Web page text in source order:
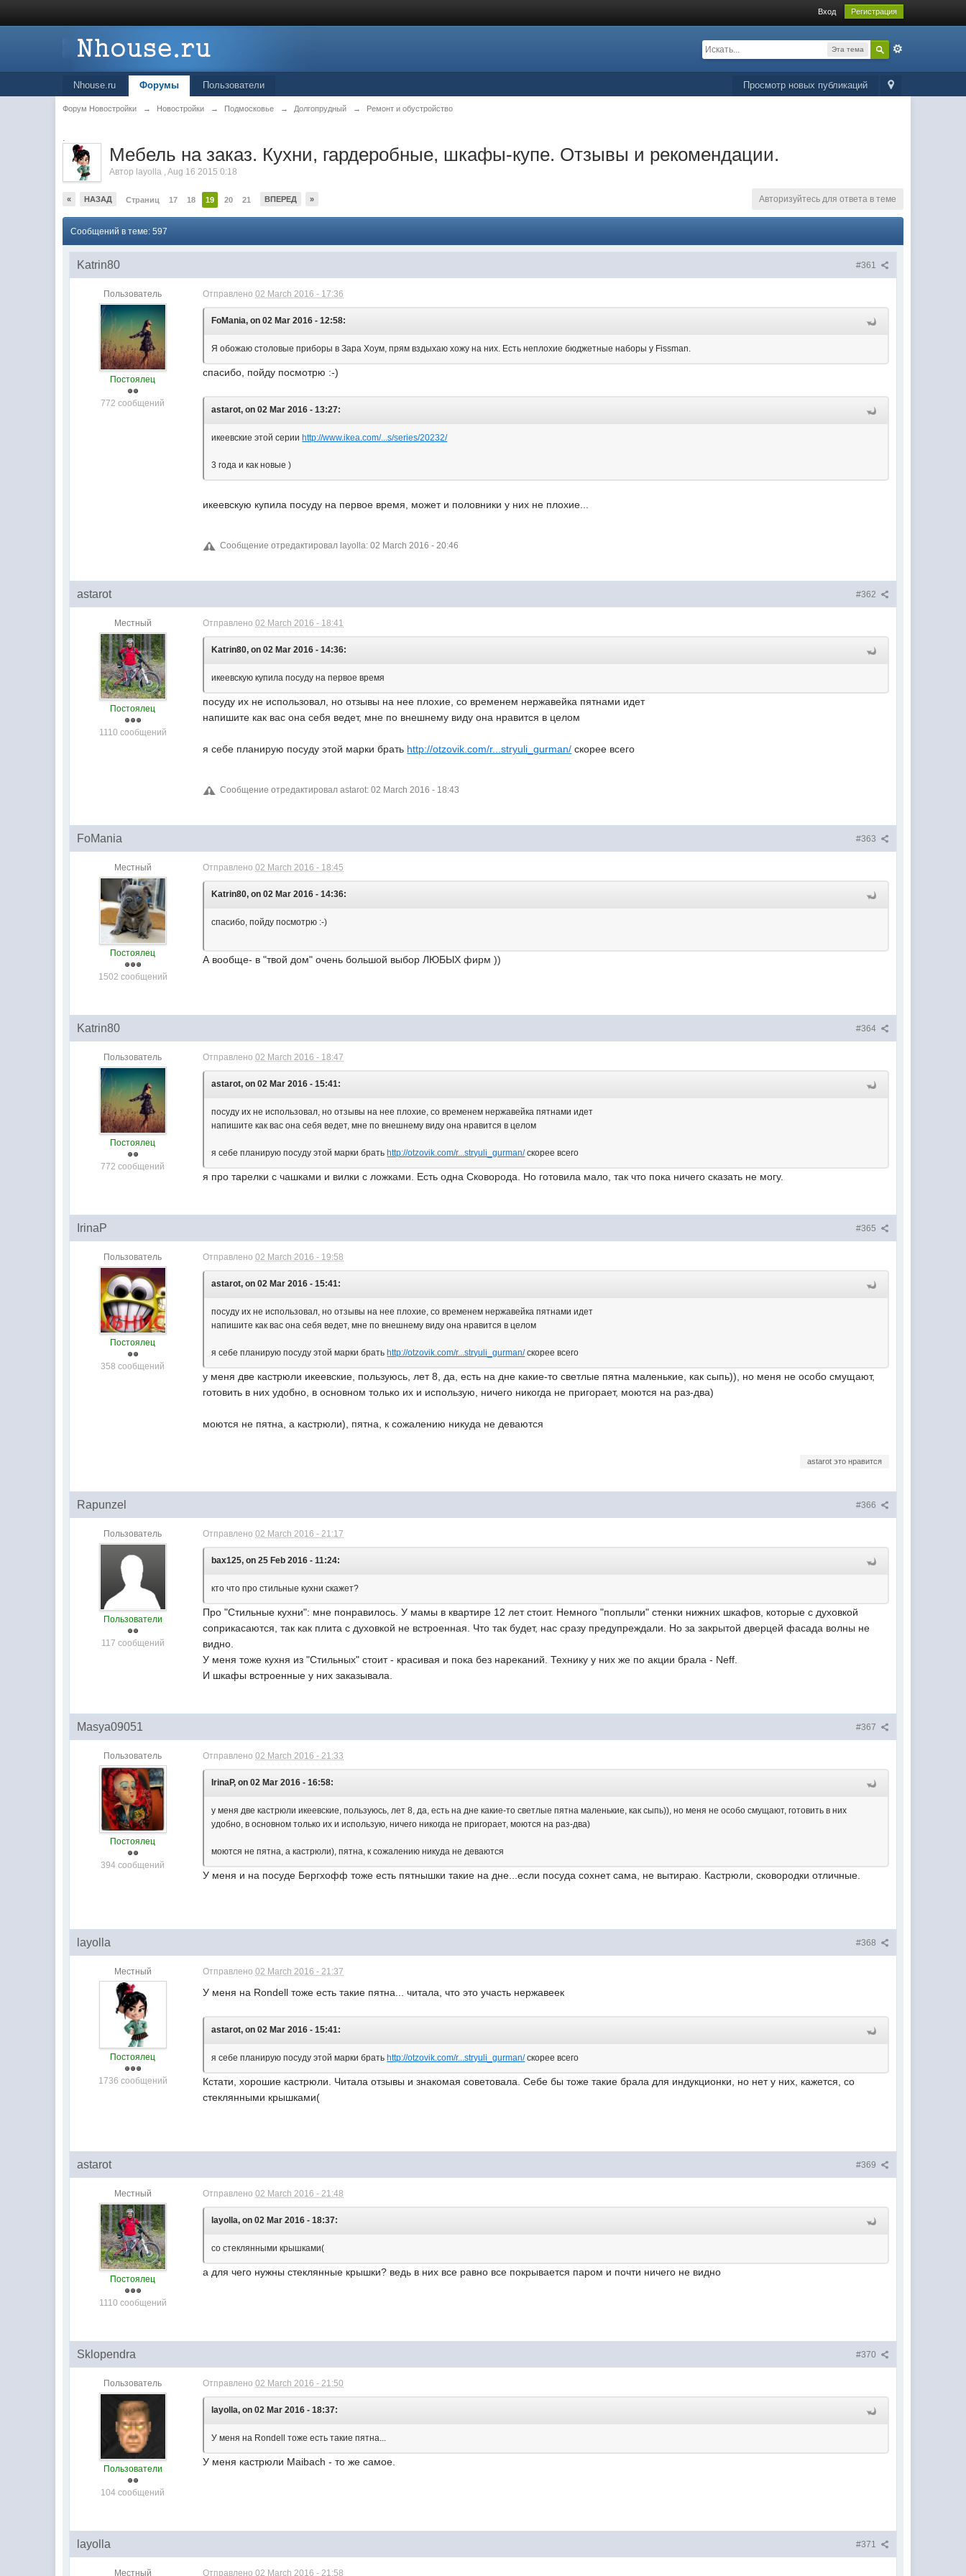
Вход Регистрация
Эта тема
Просмотр новых публикаций
Nhouse.ru Форумы Пользователи
Форум Новостройки → Новостройки → Подмосковье → Долгопрудный → Ремонт и обустройство
.
Мебель на заказ. Кухни, гардеробные, шкафы-купе. Отзывы и рекомендации.
Автор layolla ,Aug 16 2015 0:18
« НАЗАД Страниц 17 18 19 20 21 ВПЕРЕД » Авторизуйтесь для ответа в теме
Сообщений в теме: 597
#361
Katrin80
Пользователь
Постоялец
772 сообщений
Отправлено02 March 2016 - 17:36
FoMania, on 02 Mar 2016 - 12:58:
Я обожаю столовые приборы в Зара Хоум, прям вздыхаю хожу на них. Есть неплохие бюджетные наборы у Fissman.
спасибо, пойду посмотрю :-)
astarot, on 02 Mar 2016 - 13:27:
икеевские этой серии http://www.ikea.com/...s/series/20232/
3 года и как новые )
икеевскую купила посуду на первое время, может и половники у них не плохие...
Сообщение отредактировал layolla: 02 March 2016 - 20:46
#362
astarot
Местный
Постоялец
1110 сообщений
Отправлено02 March 2016 - 18:41
Katrin80, on 02 Mar 2016 - 14:36:
икеевскую купила посуду на первое время
посуду их не использовал, но отзывы на нее плохие, со временем нержавейка пятнами идет
напишите как вас она себя ведет, мне по внешнему виду она нравится в целом
я себе планирую посуду этой марки брать http://otzovik.com/r...stryuli_gurman/ скорее всего
Сообщение отредактировал astarot: 02 March 2016 - 18:43
#363
FoMania
Местный
Постоялец
1502 сообщений
Отправлено02 March 2016 - 18:45
Katrin80, on 02 Mar 2016 - 14:36:
спасибо, пойду посмотрю :-)
А вообще- в "твой дом" очень большой выбор ЛЮБЫХ фирм ))
#364
Katrin80
Пользователь
Постоялец
772 сообщений
Отправлено02 March 2016 - 18:47
astarot, on 02 Mar 2016 - 15:41:
посуду их не использовал, но отзывы на нее плохие, со временем нержавейка пятнами идет
напишите как вас она себя ведет, мне по внешнему виду она нравится в целом
я себе планирую посуду этой марки брать http://otzovik.com/r...stryuli_gurman/скорее всего
я про тарелки с чашками и вилки с ложками. Есть одна Сковорода. Но готовила мало, так что пока ничего сказать не могу.
#365
IrinaP
Пользователь
Постоялец
358 сообщений
Отправлено02 March 2016 - 19:58
astarot, on 02 Mar 2016 - 15:41:
посуду их не использовал, но отзывы на нее плохие, со временем нержавейка пятнами идет
напишите как вас она себя ведет, мне по внешнему виду она нравится в целом
я себе планирую посуду этой марки брать http://otzovik.com/r...stryuli_gurman/скорее всего
у меня две кастрюли икеевские, пользуюсь, лет 8, да, есть на дне какие-то светлые пятна маленькие, как сыпь)), но меня не особо смущают,
готовить в них удобно, в основном только их и использую, ничего никогда не пригорает, моются на раз-два)
моются не пятна, а кастрюли), пятна, к сожалению никуда не деваются
astarot это нравится
#366
Rapunzel
Пользователь
Пользователи
117 сообщений
Отправлено02 March 2016 - 21:17
bax125, on 25 Feb 2016 - 11:24:
кто что про стильные кухни скажет?
Про "Стильные кухни": мне понравилось. У мамы в квартире 12 лет стоит. Немного "поплыли" стенки нижних шкафов, которые с духовкой
соприкасаются, так как плита с духовкой не встроенная. Что так будет, нас сразу предупреждали. Но за закрытой дверцей фасада волны не
видно.
У меня тоже кухня из "Стильных" стоит - красивая и пока без нареканий. Технику у них же по акции брала - Neff.
И шкафы встроенные у них заказывала.
#367
Masya09051
Пользователь
Постоялец
394 сообщений
Отправлено02 March 2016 - 21:33
IrinaP, on 02 Mar 2016 - 16:58:
у меня две кастрюли икеевские, пользуюсь, лет 8, да, есть на дне какие-то светлые пятна маленькие, как сыпь)), но меня не особо смущают, готовить в них
удобно, в основном только их и использую, ничего никогда не пригорает, моются на раз-два)
моются не пятна, а кастрюли), пятна, к сожалению никуда не деваются
У меня и на посуде Бергхофф тоже есть пятнышки такие на дне...если посуда сохнет сама, не вытираю. Кастрюли, сковородки отличные.
#368
layolla
Местный
Постоялец
1736 сообщений
Отправлено02 March 2016 - 21:37
У меня на Rondell тоже есть такие пятна... читала, что это участь нержавеек
astarot, on 02 Mar 2016 - 15:41:
я себе планирую посуду этой марки брать http://otzovik.com/r...stryuli_gurman/скорее всего
Кстати, хорошие кастрюли. Читала отзывы и знакомая советовала. Себе бы тоже такие брала для индукционки, но нет у них, кажется, со
стеклянными крышками(
#369
astarot
Местный
Постоялец
1110 сообщений
Отправлено02 March 2016 - 21:48
layolla, on 02 Mar 2016 - 18:37:
со стеклянными крышками(
а для чего нужны стеклянные крышки? ведь в них все равно все покрывается паром и почти ничего не видно
#370
Sklopendra
Пользователь
Пользователи
104 сообщений
Отправлено02 March 2016 - 21:50
layolla, on 02 Mar 2016 - 18:37:
У меня на Rondell тоже есть такие пятна...
У меня кастрюли Maibach - то же самое.
#371
layolla
Местный Отправлено02 March 2016 - 21:58